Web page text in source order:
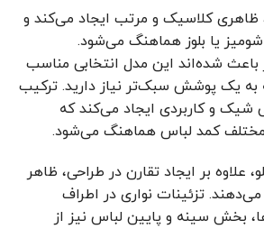
ظاهری کلاسیک و مرتب ایجاد می‌کند و
شومیز یا بلوز هماهنگ می‌شود.
باعث شده‌اند این مدل انتخابی مناسب
به یک پوشش سبک‌تر نیاز دارید. ترکیب
شیک و کاربردی ایجاد می‌کند که
مختلف کمد لباس هماهنگ می‌شود.
بر ایجاد تقارن در طراحی، ظاهر
تزئینات نواری در اطراف
بخش سینه و پایین لباس نیز از